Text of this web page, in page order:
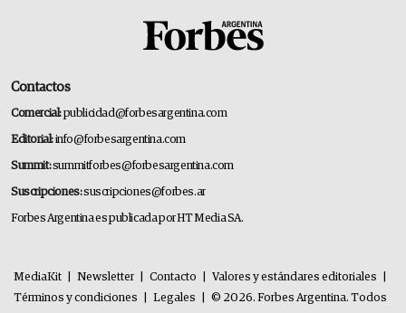
Contactos
Comercial:publicidad@forbesargentina.com
Editorial:info@forbesargentina.com
Summit:summitforbes@forbesargentina.com
Suscripciones:suscripciones@forbes.ar
Forbes Argentina es publicada por HT Media SA.
MediaKit Newsletter Contacto Valores y estándares editoriales
Términos y condiciones
Legales
© 2026. Forbes Argentina. Todos